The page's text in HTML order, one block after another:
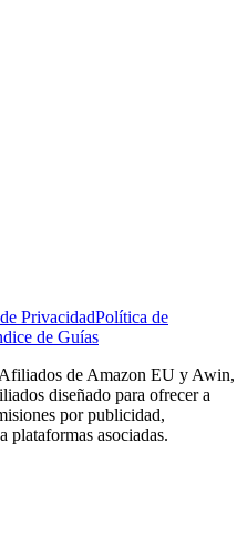
PrivacidadPolítica de
de Guías
de Amazon EU y Awin,
diseñado para ofrecer a
por publicidad,
plataformas asociadas.